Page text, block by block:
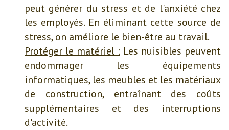
peut générer du stress et de l'anxiété chez
les employés. En éliminant cette source de
stress, on améliore le bien-être au travail.
Protéger le matériel : Les nuisibles peuvent
endommager les équipements
informatiques, les meubles et les matériaux
de construction, entraînant des coûts
supplémentaires et des interruptions
d'activité.